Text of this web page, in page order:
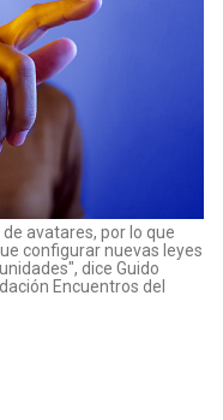
avatares, por lo que
configurar nuevas leyes
dice Guido
Encuentros del